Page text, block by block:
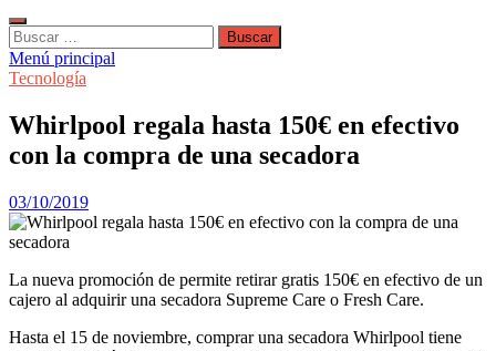
Buscar:
Menú principal
Tecnología
Whirlpool regala hasta 150€ en efectivo
con la compra de una secadora
03/10/2019
La nueva promoción de permite retirar gratis 150€ en efectivo de un
cajero al adquirir una secadora Supreme Care o Fresh Care.
Hasta el 15 de noviembre, comprar una secadora Whirlpool tiene